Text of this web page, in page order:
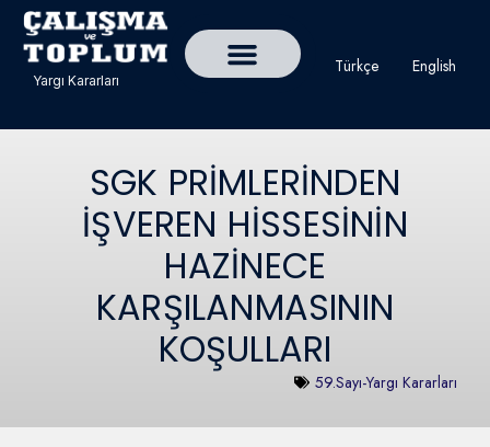
Türkçe English
Yargı Kararları
SGK PRİMLERİNDEN
İŞVEREN HİSSESİNİN
HAZİNECE
KARŞILANMASININ
KOŞULLARI
59.Sayı-Yargı Kararları